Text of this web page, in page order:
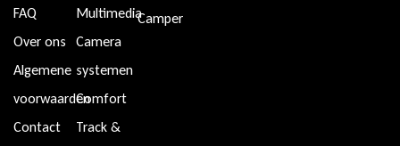
FAQ
Over ons
Algemene
voorwaarden
Contact
Multimedia
Camera
systemen
Comfort
Track &
Camper